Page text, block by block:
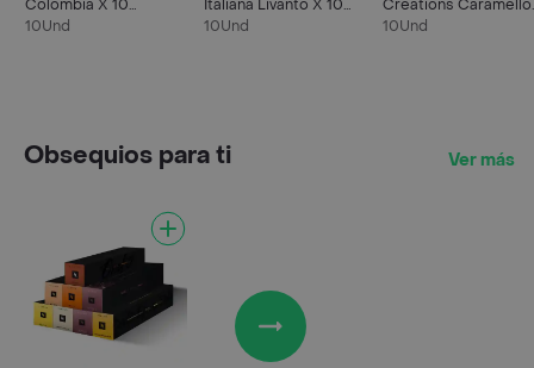
Colombia X 10
Cápsulas Original
10Und
Italiana Livanto X 10
Cápsulas Original
10Und
Creations Caramello
X 10 Cápsulas
10Und
Obsequios para ti Ver más